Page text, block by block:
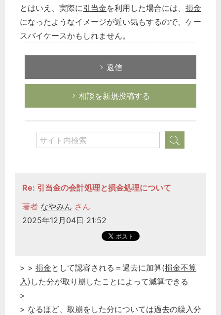
とはいえ、実際に引当金を利用した場合には、 損金
になったようなイメージが近い気もするので、ケー
スバイケースかもしれません。
返信
相談を新規投稿する
Re: 引当金の会計処理と損金処理について
著者 なやみん さん
2025年12月04日 21:52
> > 損金として認容される＝過去に加算(損金不算
入)した分が取り崩したことによって減算できる
>
> なるほど、取崩をした分については過去の繰入分